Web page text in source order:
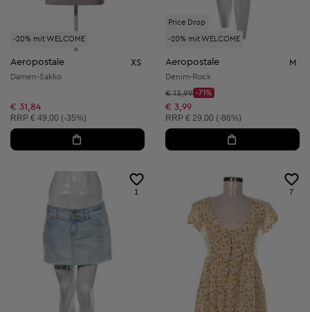
-20% mit WELCOME
Aeropostale XS
Damen-Sakko
€ 31,84
Unverbindliche Preisempfehlung:
RRP € 49,00 (-35%)
Price Drop
-20% mit WELCOME
Aeropostale M
Denim-Rock
Startpreis:
€ 13,99
Discount Price:
-71%
Reduzierter Preis:
€ 3,99
Unverbindliche Preisempfehlung:
RRP € 29,00 (-86%)
1 7